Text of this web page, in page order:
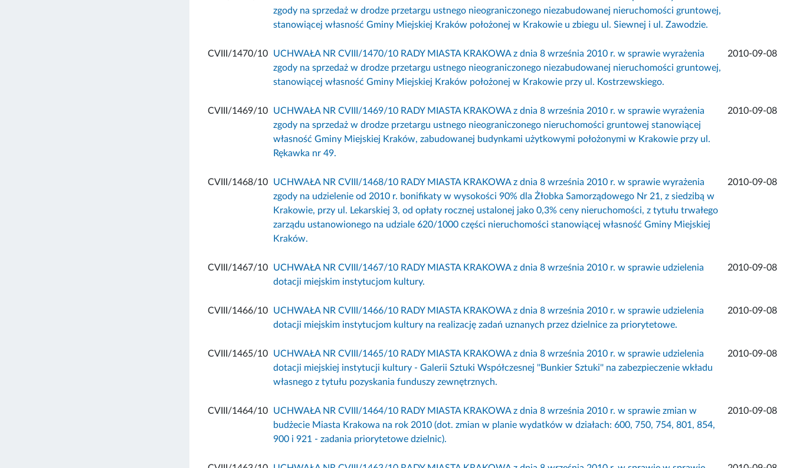
zgody na sprzedaż w drodze przetargu ustnego nieograniczonego niezabudowanej nieruchomości gruntowej,
stanowiącej własność Gminy Miejskiej Kraków położonej w Krakowie u zbiegu ul. Siewnej i ul. Zawodzie.
CVIII/1470/10
UCHWAŁA NR CVIII/1470/10 RADY MIASTA KRAKOWA z dnia 8 września 2010 r. w sprawie wyrażenia
zgody na sprzedaż w drodze przetargu ustnego nieograniczonego niezabudowanej nieruchomości gruntowej,
stanowiącej własność Gminy Miejskiej Kraków położonej w Krakowie przy ul. Kostrzewskiego.
2010-09-08
CVIII/1469/10
UCHWAŁA NR CVIII/1469/10 RADY MIASTA KRAKOWA z dnia 8 września 2010 r. w sprawie wyrażenia
zgody na sprzedaż w drodze przetargu ustnego nieograniczonego nieruchomości gruntowej stanowiącej
własność Gminy Miejskiej Kraków, zabudowanej budynkami użytkowymi położonymi w Krakowie przy ul.
Rękawka nr 49.
2010-09-08
CVIII/1468/10
UCHWAŁA NR CVIII/1468/10 RADY MIASTA KRAKOWA z dnia 8 września 2010 r. w sprawie wyrażenia
zgody na udzielenie od 2010 r. bonifikaty w wysokości 90% dla Żłobka Samorządowego Nr 21, z siedzibą w
Krakowie, przy ul. Lekarskiej 3, od opłaty rocznej ustalonej jako 0,3% ceny nieruchomości, z tytułu trwałego
zarządu ustanowionego na udziale 620/1000 części nieruchomości stanowiącej własność Gminy Miejskiej
Kraków.
2010-09-08
CVIII/1467/10
UCHWAŁA NR CVIII/1467/10 RADY MIASTA KRAKOWA z dnia 8 września 2010 r. w sprawie udzielenia
dotacji miejskim instytucjom kultury.
2010-09-08
CVIII/1466/10
UCHWAŁA NR CVIII/1466/10 RADY MIASTA KRAKOWA z dnia 8 września 2010 r. w sprawie udzielenia
dotacji miejskim instytucjom kultury na realizację zadań uznanych przez dzielnice za priorytetowe.
2010-09-08
CVIII/1465/10
UCHWAŁA NR CVIII/1465/10 RADY MIASTA KRAKOWA z dnia 8 września 2010 r. w sprawie udzielenia
dotacji miejskiej instytucji kultury - Galerii Sztuki Współczesnej ''Bunkier Sztuki'' na zabezpieczenie wkładu
własnego z tytułu pozyskania funduszy zewnętrznych.
2010-09-08
CVIII/1464/10
UCHWAŁA NR CVIII/1464/10 RADY MIASTA KRAKOWA z dnia 8 września 2010 r. w sprawie zmian w
budżecie Miasta Krakowa na rok 2010 (dot. zmian w planie wydatków w działach: 600, 750, 754, 801, 854,
900 i 921 - zadania priorytetowe dzielnic).
2010-09-08